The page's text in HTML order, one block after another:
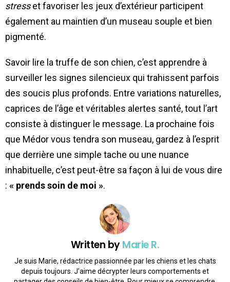
stresset favoriser les jeux d’extérieur participent
également au maintien d’un museau souple et bien
pigmenté.
Savoir lire la truffe de son chien, c’est apprendre à
surveiller les signes silencieux qui trahissent parfois
des soucis plus profonds. Entre variations naturelles,
caprices de l’âge et véritables alertes santé, tout l’art
consiste à distinguer le message. La prochaine fois
que Médor vous tendra son museau, gardez à l’esprit
que derrière une simple tache ou une nuance
inhabituelle, c’est peut-être sa façon à lui de vous dire
: « prends soin de moi ».
Written byMarie R.
Je suis Marie, rédactrice passionnée par les chiens et les chats
depuis toujours. J’aime décrypter leurs comportements et